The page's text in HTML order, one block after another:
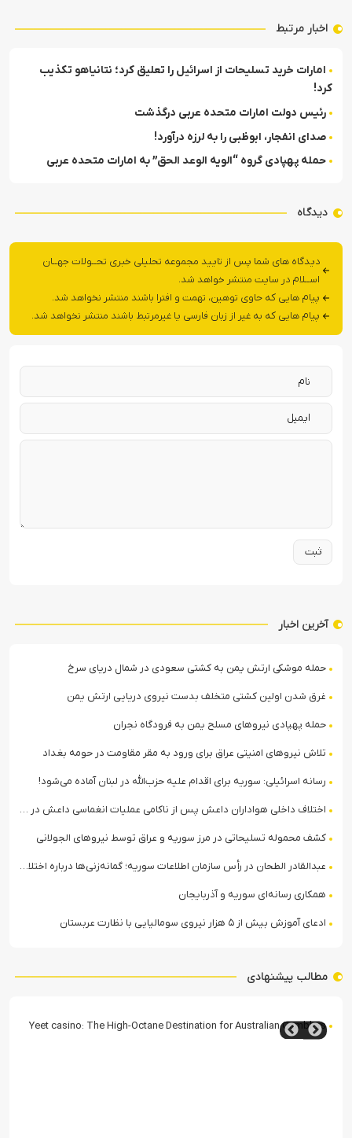
اخبار مرتبط
امارات خرید تسلیحات از اسرائیل را تعلیق کرد؛ نتانیاهو تکذیب
کرد!
رئیس دولت امارات متحده عربی درگذشت
صدای انفجار، ابوظبی را به لرزه درآورد!
حمله پهپادی گروه “الویه الوعد الحق” به امارات متحده عربی
دیدگاه
دیدگاه های شما پس از تایید مجموعه تحلیلی خبری تحــولات جهــان
اســلام در سایت منتشر خواهد شد.
پیام هایی که حاوی توهین، تهمت و افترا باشند منتشر نخواهد شد.
پیام هایی که به غیر از زبان فارسی یا غیرمرتبط باشند منتشر نخواهد شد.
آخرین اخبار
حمله موشکی ارتش یمن به کشتی سعودی در شمال دریای سرخ
غرق شدن اولین کشتی متخلف بدست نیروی دریایی ارتش یمن
حمله پهپادی نیروهای مسلح یمن به فرودگاه نجران
تلاش نیروهای امنیتی عراق برای ورود به مقر مقاومت در حومه بغداد
رسانه اسرائیلی: سوریه برای اقدام علیه حزب‌الله در لبنان آماده می‌شود!
اختلاف داخلی هواداران داعش پس از ناکامی عملیات انغماسی داعش در رقه
کشف محموله تسلیحاتی در مرز سوریه و عراق توسط نیروهای الجولانی
عبدالقادر الطحان در رأس سازمان اطلاعات سوریه؛ گمانه‌زنی‌ها درباره اختلافات در ساختار امنیتی
همکاری رسانه‌ای سوریه و آذربایجان
ادعای آموزش بیش از ۵ هزار نیروی سومالیایی با نظارت عربستان
مطالب پیشنهادی
Yeet casino: The High-
na Polskim Rynku Bukmacherskim? Dogłębna Analiza